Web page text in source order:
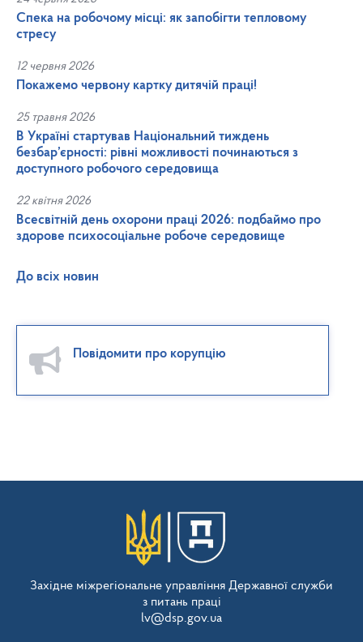
Спека на робочому місці: як запобігти тепловому
стресу
12 червня 2026
Покажемо червону картку дитячій праці!
25 травня 2026
В Україні стартував Національний тиждень
безбар’єрності: рівні можливості починаються з
доступного робочого середовища
22 квітня 2026
Всесвітній день охорони праці 2026: подбаймо про
здорове психосоціальне робоче середовище
До всіх новин
Повідомити про корупцію
Західне міжрегіональне управління Державної служби
з питань праці
lv@dsp.gov.ua